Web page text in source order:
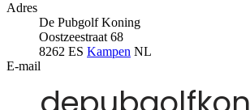
Adres
De Pubgolf Koning
Oostzeestraat 68
8262 ES Kampen NL
E-mail